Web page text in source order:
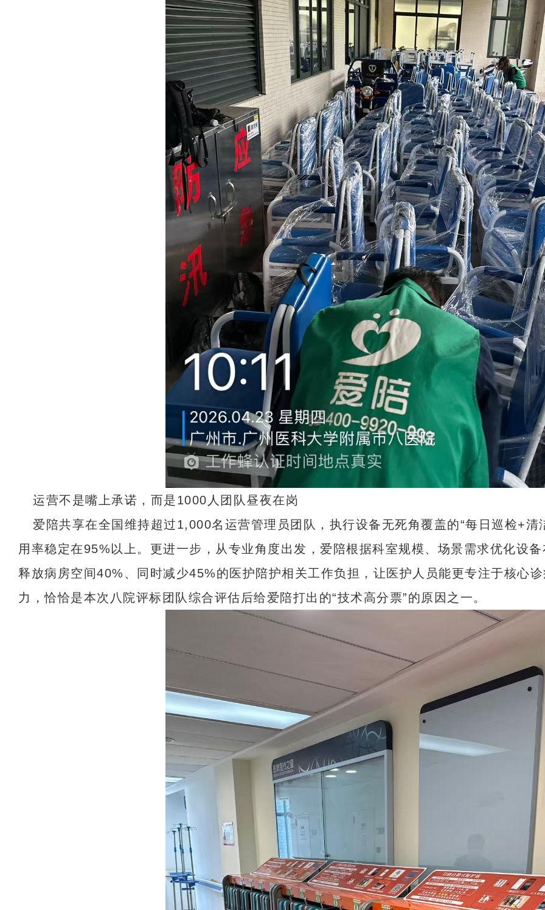
运营不是嘴上承诺，而是1000人团队昼夜在岗
爱陪共享在全国维持超过1,000名运营管理员团队，执行设备无死角覆盖的“每日巡检+
用率稳定在95%以上。更进一步，从专业角度出发，爱陪根据科室规模、场景需求优化设
释放病房空间40%、同时减少45%的医护陪护相关工作负担，让医护人员能更专注于核心
力，恰恰是本次八院评标团队综合评估后给爱陪打出的“技术高分票”的原因之一。